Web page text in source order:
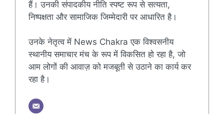
हैं। उनकी संपादकीय नीति स्पष्ट रूप से सत्यता,
निष्पक्षता और सामाजिक जिम्मेदारी पर आधारित है।
उनके नेतृत्व में News Chakra एक विश्वसनीय
स्थानीय समाचार मंच के रूप में विकसित हो रहा है, जो
आम लोगों की आवाज़ को मजबूती से उठाने का कार्य कर
रहा है।